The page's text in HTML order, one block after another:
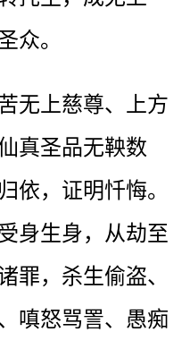
众。
无上慈尊、上方
真圣品无鞅数
依，证明忏悔。
身生身，从劫至
罪，杀生偷盗、
嗔怒骂詈、愚痴